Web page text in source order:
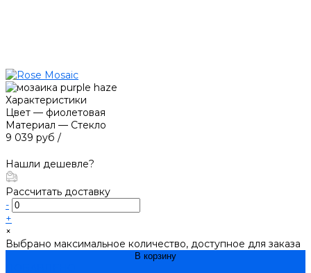
Характеристики
Цвет — фиолетовая
Материал — Стекло
9 039 руб /
Нашли дешевле?
Рассчитать доставку
-
+
×
Выбрано максимальное количество, доступное для заказа
В корзину